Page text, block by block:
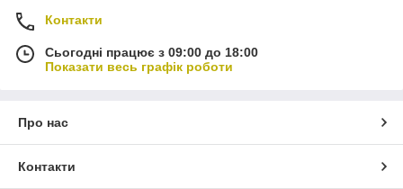
Контакти
Сьогодні працює з 09:00 до 18:00
Показати весь графік роботи
Про нас
Контакти